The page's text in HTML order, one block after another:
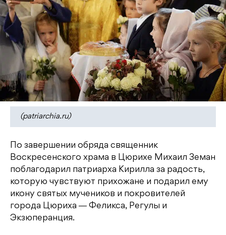
(patriarchia.ru)
По завершении обряда священник
Воскресенского храма в Цюрихе Михаил Земан
поблагодарил патриарха Кирилла за радость,
которую чувствуют прихожане и подарил ему
икону святых мучеников и покровителей
города Цюриха ― Феликса, Регулы и
Экзюперанция.